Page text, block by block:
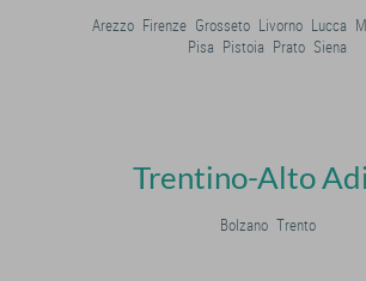
Arezzo Firenze Grosseto Livorno Lucca
Pisa Pistoia Prato Siena
Trentino-Alto
Bolzano Trento